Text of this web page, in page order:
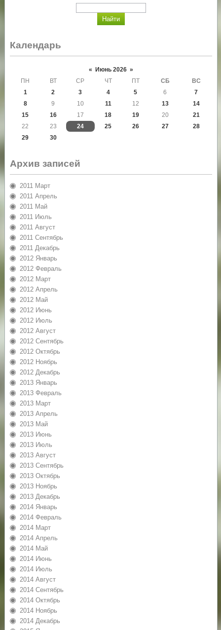
Календарь
« Июнь 2026 »
ПН
ВТ СР ЧТ ПТ СБ
ВС
1
2 3 4 5 6
7
8
9 10 11 12 13
14
15
16 17 18 19 20
21
22
23 24 25 26 27
28
29
30
Архив записей
2011 Март
2011 Апрель
2011 Май
2011 Июль
2011 Август
2011 Сентябрь
2011 Декабрь
2012 Январь
2012 Февраль
2012 Март
2012 Апрель
2012 Май
2012 Июнь
2012 Июль
2012 Август
2012 Сентябрь
2012 Октябрь
2012 Ноябрь
2012 Декабрь
2013 Январь
2013 Февраль
2013 Март
2013 Апрель
2013 Май
2013 Июнь
2013 Июль
2013 Август
2013 Сентябрь
2013 Октябрь
2013 Ноябрь
2013 Декабрь
2014 Январь
2014 Февраль
2014 Март
2014 Апрель
2014 Май
2014 Июнь
2014 Июль
2014 Август
2014 Сентябрь
2014 Октябрь
2014 Ноябрь
2014 Декабрь